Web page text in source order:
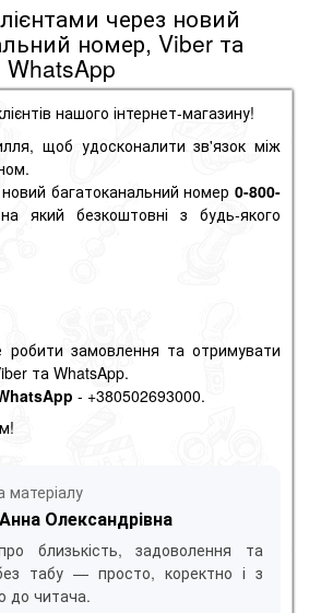
через новий
номер, Viber та
WhatsApp
нашого інтернет-магазину!
щоб удосконалити зв'язок між
багатоканальний номер 0-800-
який безкоштовні з будь-якого
замовлення та отримувати
та WhatsApp.
- +380502693000.
матеріалу
Олександрівна
близькість, задоволення та
табу — просто, коректно і з
до читача.